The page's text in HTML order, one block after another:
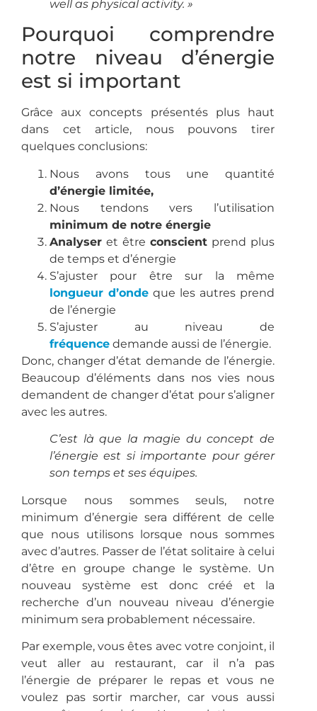
well as physical activity. »
Pourquoi comprendre
notre niveau d’énergie
est si important
Grâce aux concepts présentés plus haut
dans cet article, nous pouvons tirer
quelques conclusions:
Nous avons tous une quantité
d’énergie limitée,
Nous tendons vers l’utilisation
minimum de notre énergie
Analyser et être conscient prend plus
de temps et d’énergie
S’ajuster pour être sur la même
longueur d’onde que les autres prend
de l’énergie
S’ajuster au niveau de
fréquence demande aussi de l’énergie.
Donc, changer d’état demande de l’énergie.
Beaucoup d’éléments dans nos vies nous
demandent de changer d’état pour s’aligner
avec les autres.
C’est là que la magie du concept de
l’énergie est si importante pour gérer
son temps et ses équipes.
Lorsque nous sommes seuls, notre
minimum d’énergie sera différent de celle
que nous utilisons lorsque nous sommes
avec d’autres. Passer de l’état solitaire à celui
d’être en groupe change le système. Un
nouveau système est donc créé et la
recherche d’un nouveau niveau d’énergie
minimum sera probablement nécessaire.
Par exemple, vous êtes avec votre conjoint, il
veut aller au restaurant, car il n’a pas
l’énergie de préparer le repas et vous ne
voulez pas sortir marcher, car vous aussi